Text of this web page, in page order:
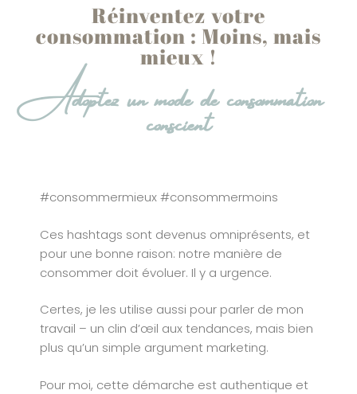
Réinventez votre
consommation : Moins, mais
mieux !
Adoptez un mode de consommation
conscient
#consommermieux #consommermoins
Ces hashtags sont devenus omniprésents, et
pour une bonne raison: notre manière de
consommer doit évoluer. Il y a urgence.
Certes, je les utilise aussi pour parler de mon
travail – un clin d’œil aux tendances, mais bien
plus qu’un simple argument marketing.
Pour moi, cette démarche est authentique et